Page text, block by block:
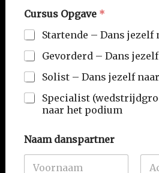
Cursus Opgave *
Startende – Dans jezelf
Gevorderd – Dans
Solist – Dans jezelf
Specialist
naar het podium
Naam danspartner